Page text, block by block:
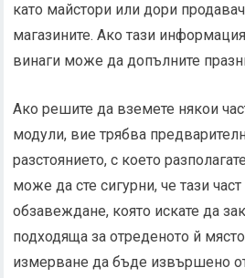
като майстори или дори
магазините. Ако тази
винаги може да допълните
Ако решите да вземете някои
модули, вие трябва
разстоянието, с което
може да сте сигурни, че тази
обзавеждане, която искате да
подходяща за отреденото й
измерване да бъде извършено